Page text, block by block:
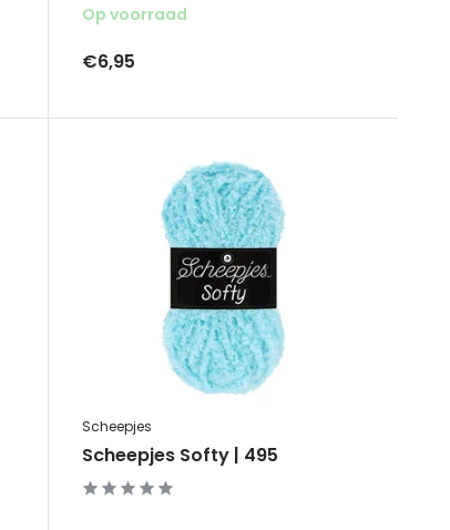
Op voorraad
€6,95
Scheepjes
Scheepjes Softy | 495